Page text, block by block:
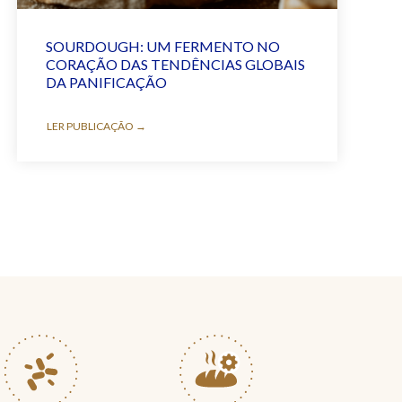
SOURDOUGH: UM FERMENTO NO
CORAÇÃO DAS TENDÊNCIAS GLOBAIS
DA PANIFICAÇÃO
LER PUBLICAÇÃO →